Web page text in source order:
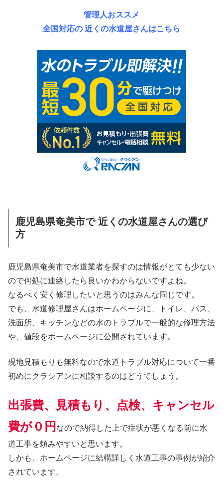
管理人おススメ
全国対応の 近くの水道屋さんはこちら
鹿児島県奄美市で 近くの水道屋さんの選び
方
鹿児島県奄美市で水道業者を探すのは情報がとても少ない
ので何処に連絡したら良いかわからないですよね。
なるべく安く修理したいと思うのはみんな同じです。
でも、水道修理屋さんはホームページに、トイレ、バス、
洗面所、キッチンなどの水のトラブルで一般的な修理方法
や、値段をホームページに公開されています。
現地見積もりも無料なので水道トラブル対応について一番
初めにクラシアンに相談するのはどうでしょう。
出張費、見積もり、点検、キャンセル
費が０円 なので納得した上で症状が悪くなる前に水
道工事を頼みやすいと思います。
しかも、ホームページに結構詳しく水道工事の事例が紹介
されています。